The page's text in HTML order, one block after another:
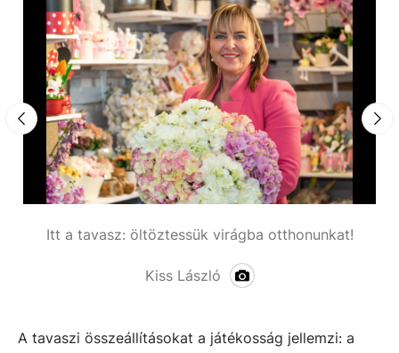
Itt a tavasz: öltöztessük virágba otthonunkat!
Kiss László
A tavaszi összeállításokat a játékosság jellemzi: a